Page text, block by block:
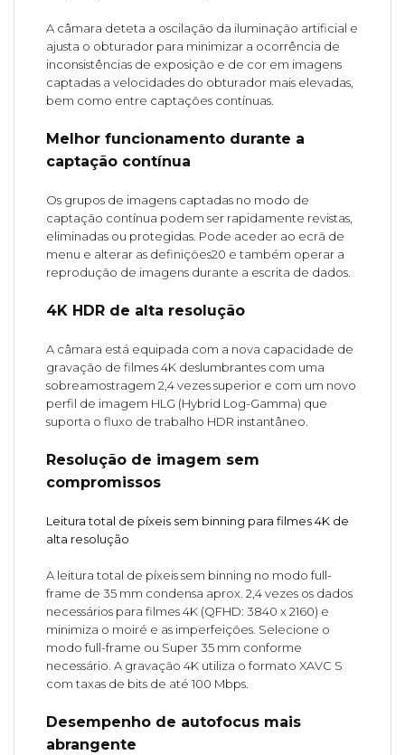
A câmara deteta a oscilação da iluminação artificial e
ajusta o obturador para minimizar a ocorrência de
inconsistências de exposição e de cor em imagens
captadas a velocidades do obturador mais elevadas,
bem como entre captações contínuas.
Melhor funcionamento durante a
captação contínua
Os grupos de imagens captadas no modo de
captação contínua podem ser rapidamente revistas,
eliminadas ou protegidas. Pode aceder ao ecrã de
menu e alterar as definições20 e também operar a
reprodução de imagens durante a escrita de dados.
4K HDR de alta resolução
A câmara está equipada com a nova capacidade de
gravação de filmes 4K deslumbrantes com uma
sobreamostragem 2,4 vezes superior e com um novo
perfil de imagem HLG (Hybrid Log-Gamma) que
suporta o fluxo de trabalho HDR instantâneo.
Resolução de imagem sem
compromissos
Leitura total de píxeis sem binning para filmes 4K de
alta resolução
A leitura total de píxeis sem binning no modo full-
frame de 35 mm condensa aprox. 2,4 vezes os dados
necessários para filmes 4K (QFHD: 3840 x 2160) e
minimiza o moiré e as imperfeições. Selecione o
modo full-frame ou Super 35 mm conforme
necessário. A gravação 4K utiliza o formato XAVC S
com taxas de bits de até 100 Mbps.
Desempenho de autofocus mais
abrangente